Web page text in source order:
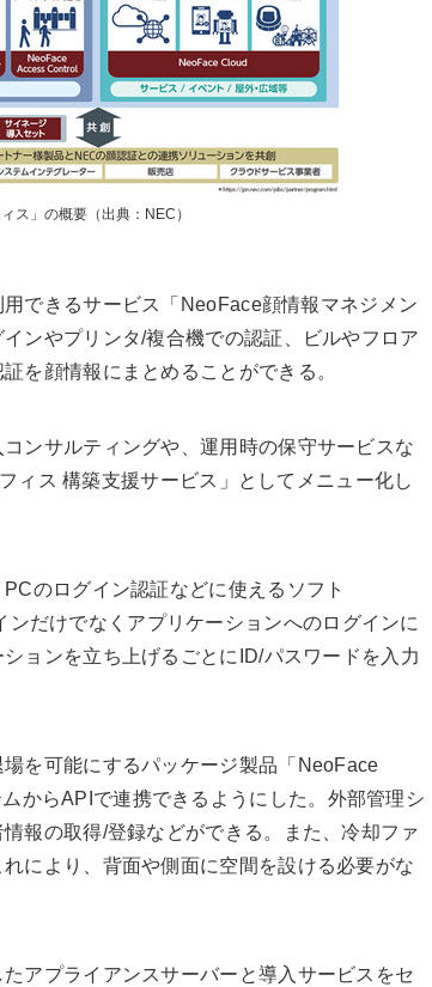
ス」の概要（出典：NEC）
できるサービス「NeoFace顔情報マネジメン
ンやプリンタ/複合機での認証、ビルやフロア
を顔情報にまとめることができる。
ンサルティングや、運用時の保守サービスな
ィス 構築支援サービス」としてメニュー化し
のログイン認証などに使えるソフト
ンだけでなくアプリケーションへのログインに
ョンを立ち上げるごとにID/パスワードを入力
を可能にするパッケージ製品「NeoFace
からAPIで連携できるようにした。外部管理シ
報の取得/登録などができる。また、冷却ファ
により、背面や側面に空間を設ける必要がな
アプライアンスサーバーと導入サービスをセ